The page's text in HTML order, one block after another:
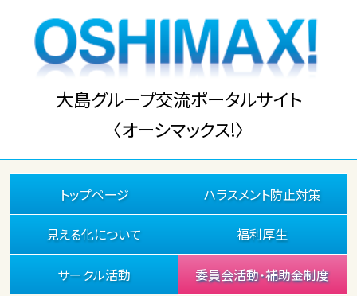
大島グループ交流ポータルサイト
〈オーシマックス!〉
トップページ ハラスメント防止対策
見える化について 福利厚生
サークル活動 委員会活動・補助金制度